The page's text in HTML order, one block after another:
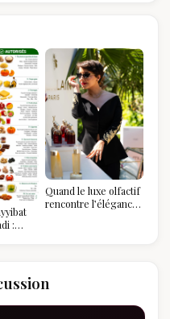
:
devez
Quand le luxe olfactif
rencontre l’élégance